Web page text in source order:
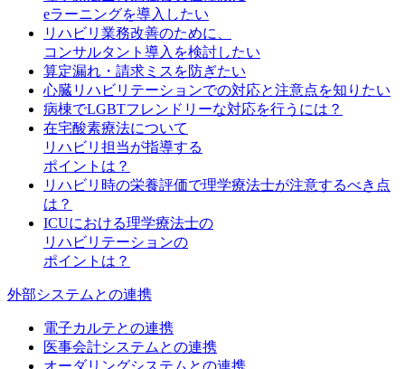
eラーニングを導入したい
リハビリ業務改善のために、
コンサルタント導入を検討したい
算定漏れ・請求ミスを防ぎたい
心臓リハビリテーションでの対応と注意点を知りたい
病棟でLGBTフレンドリーな対応を行うには？
在宅酸素療法について
リハビリ担当が指導する
ポイントは？
リハビリ時の栄養評価で理学療法士が注意するべき点
は？
ICUにおける理学療法士の
リハビリテーションの
ポイントは？
外部システムとの連携
電子カルテとの連携
医事会計システムとの連携
オーダリングシステムとの連携